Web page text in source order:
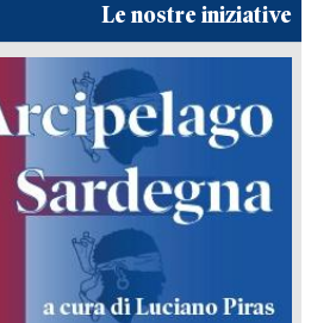
Le nostre iniziative